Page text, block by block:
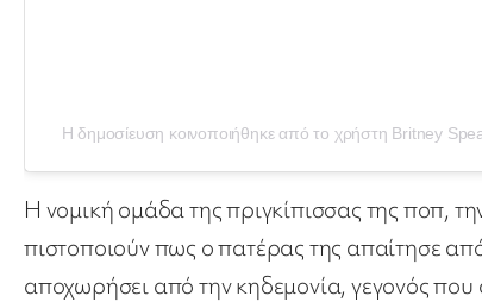
Η δημοσίευση κοινοποιήθηκε από το χρήστη Britney
Η νομική ομάδα της πριγκίπισσας της ποπ,
πιστοποιούν πως ο πατέρας της απαίτησε
αποχωρήσει από την κηδεμονία, γεγονός